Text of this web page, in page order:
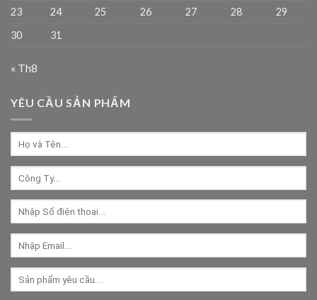
23
24 25 26 27 28
29
30
31
« Th8
YÊU CẦU SẢN PHẨM